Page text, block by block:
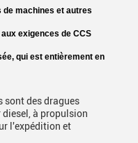
de machines et autres
exigences de CCS
qui est entièrement en
sont des dragues
à propulsion
l'expédition et